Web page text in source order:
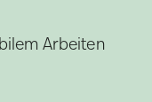
Arbeiten